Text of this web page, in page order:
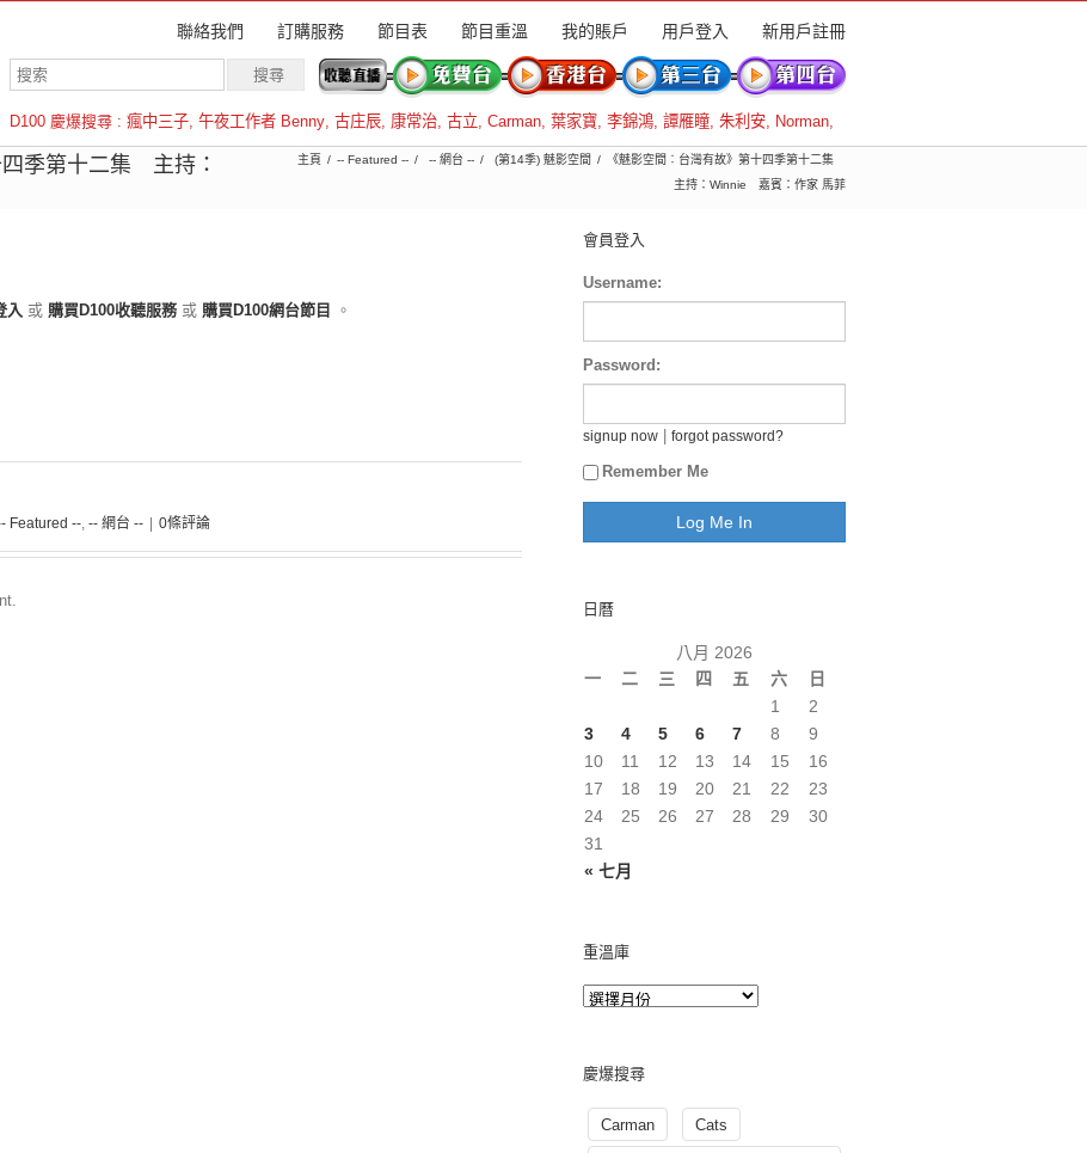
聯絡我們 訂購服務 節目表 節目重溫 我的賬戶 用戶登入 新用戶註冊
D100 慶爆搜尋 : 瘋中三子, 午夜工作者 Benny, 古庄辰, 康常治, 古立, Carman, 葉家寶, 李錦鴻, 譚雁瞳, 朱利安, Norman,
羅倫斯
四季第十二集 主持：
主頁 -- Featured -- -- 網台 -- (第14季) 魅影空間
《魅影空間︰台灣有故》第十四季第十二集
主持：Winnie 嘉賓：作家 馬菲
入 或 購買D100收聽服務 或 購買D100網台節目 。
Featured --, -- 網台 -- 0條評論
會員登入
Username:
Password:
signup now forgot password?
Remember Me
日曆
八月 2026
一
二 三 四 五 六 日
« 七月
1
2
3
4 5 6 7 8
9
10
11 12 13 14 15
16
17
18 19 20 21 22
23
24
25 26 27 28 29
30
31
重溫庫
慶爆搜尋
Carman Cats